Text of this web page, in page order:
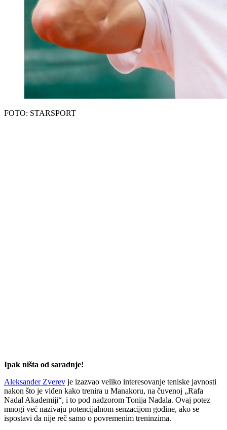
FOTO: STARSPORT
Ipak ništa od saradnje!
Aleksander Zverev je izazvao veliko interesovanje teniske javnosti
nakon što je viđen kako trenira u Manakoru, na čuvenoj „Rafa
Nadal Akademiji“, i to pod nadzorom Tonija Nadala. Ovaj potez
mnogi već nazivaju potencijalnom senzacijom godine, ako se
ispostavi da nije reč samo o povremenim treninzima.